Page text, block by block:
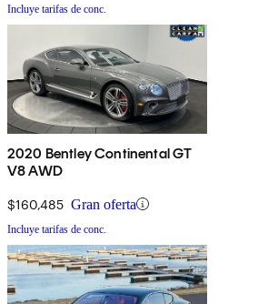
Incluye tarifas de conc.
2020 Bentley Continental GT
V8 AWD
$160,485 Gran oferta
Incluye tarifas de conc.